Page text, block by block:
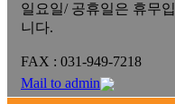
일요일/ 공휴일은 휴무입
니다.
FAX : 031-949-7218
Mail to admin